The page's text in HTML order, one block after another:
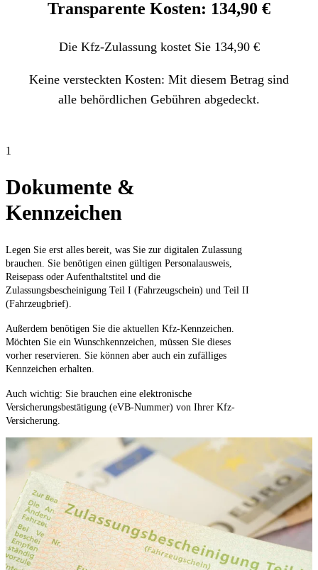
Transparente Kosten: 134,90 €
Die Kfz-Zulassung kostet Sie 134,90 €
Keine versteckten Kosten: Mit diesem Betrag sind
alle behördlichen Gebühren abgedeckt.
1
Dokumente &
Kennzeichen
Legen Sie erst alles bereit, was Sie zur digitalen Zulassung
brauchen. Sie benötigen einen gültigen Personalausweis,
Reisepass oder Aufenthaltstitel und die
Zulassungsbescheinigung Teil I (Fahrzeugschein) und Teil II
(Fahrzeugbrief).
Außerdem benötigen Sie die aktuellen Kfz-Kennzeichen.
Möchten Sie ein Wunschkennzeichen, müssen Sie dieses
vorher reservieren. Sie können aber auch ein zufälliges
Kennzeichen erhalten.
Auch wichtig: Sie brauchen eine elektronische
Versicherungsbestätigung (eVB-Nummer) von Ihrer Kfz-
Versicherung.